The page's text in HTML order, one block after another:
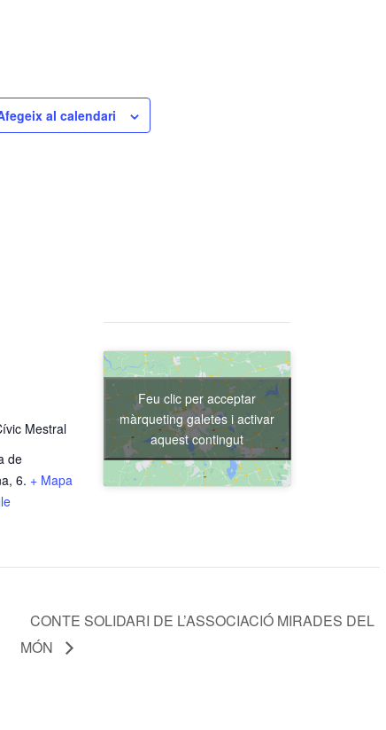
al calendari
Mestral
de
6. + Mapa
Feu clic per acceptar
màrqueting galetes i activar
aquest contingut
CONTE SOLIDARI DE L’ASSOCIACIÓ MIRADES DEL
MÓN